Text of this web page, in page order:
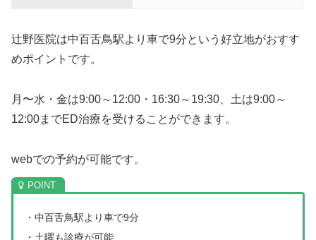
辻野医院は中百舌鳥駅より車で9分という好立地がおすす
めポイントです。
月〜水・金は9:00～12:00・16:30～19:30、土は9:00～
12:00までED治療を受けることができます。
webでの予約が可能です。
・中百舌鳥駅より車で9分
・土曜も診療が可能